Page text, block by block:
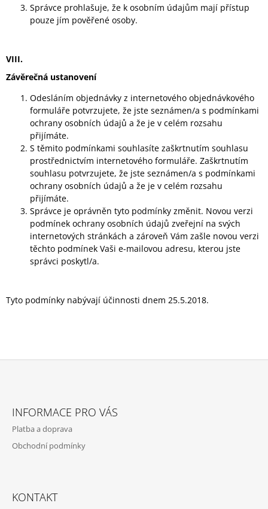
Správce prohlašuje, že k osobním údajům mají přístup
pouze jím pověřené osoby.
VIII.
Závěrečná ustanovení
Odesláním objednávky z internetového objednávkového
formuláře potvrzujete, že jste seznámen/a s podmínkami
ochrany osobních údajů a že je v celém rozsahu
přijímáte.
S těmito podmínkami souhlasíte zaškrtnutím souhlasu
prostřednictvím internetového formuláře. Zaškrtnutím
souhlasu potvrzujete, že jste seznámen/a s podmínkami
ochrany osobních údajů a že je v celém rozsahu
přijímáte.
Správce je oprávněn tyto podmínky změnit. Novou verzi
podmínek ochrany osobních údajů zveřejní na svých
internetových stránkách a zároveň Vám zašle novou verzi
těchto podmínek Vaši e-mailovou adresu, kterou jste
správci poskytl/a.
Tyto podmínky nabývají účinnosti dnem 25.5.2018.
INFORMACE PRO VÁS
Platba a doprava
Obchodní podmínky
KONTAKT